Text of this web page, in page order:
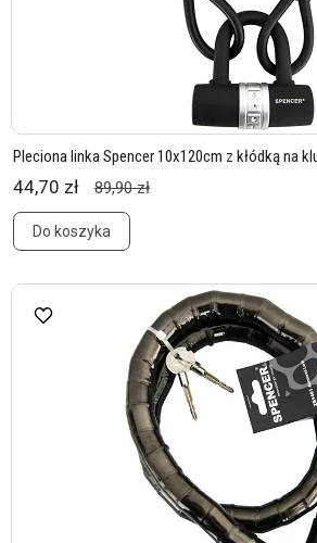
Pleciona linka Spencer 10x120cm z kłódką na
44,70 zł 89,90 zł
Do koszyka